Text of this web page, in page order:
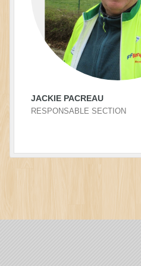
JACKIE PACREAU
RESPONSABLE SECTION